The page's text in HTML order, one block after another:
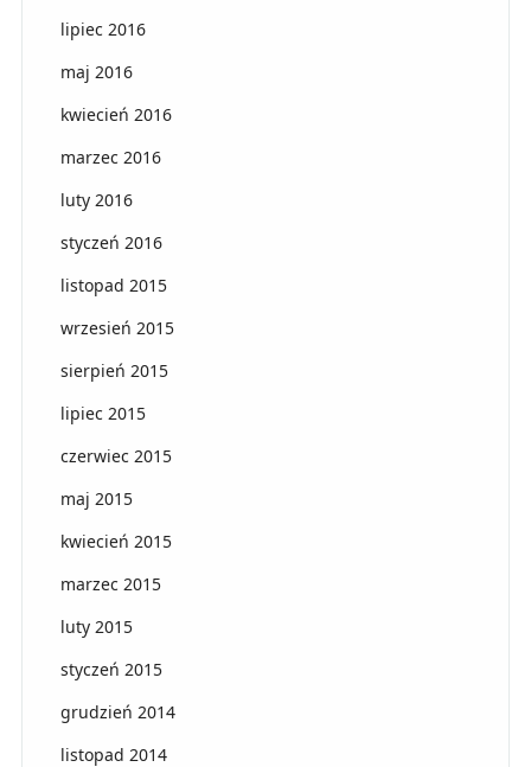
lipiec 2016
maj 2016
kwiecień 2016
marzec 2016
luty 2016
styczeń 2016
listopad 2015
wrzesień 2015
sierpień 2015
lipiec 2015
czerwiec 2015
maj 2015
kwiecień 2015
marzec 2015
luty 2015
styczeń 2015
grudzień 2014
listopad 2014